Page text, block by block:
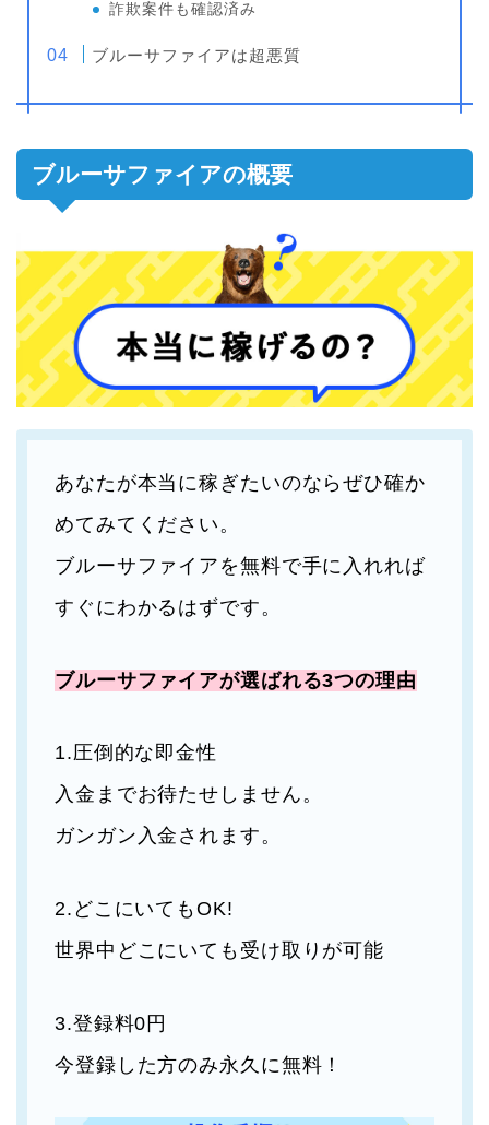
詐欺案件も確認済み
ブルーサファイアは超悪質
ブルーサファイアの概要
あなたが本当に稼ぎたいのならぜひ確か
めてみてください。
ブルーサファイアを無料で手に入れれば
すぐにわかるはずです。
ブルーサファイアが選ばれる3つの理由
1.圧倒的な即金性
入金までお待たせしません。
ガンガン入金されます。
2.どこにいてもOK!
世界中どこにいても受け取りが可能
3.登録料0円
今登録した方のみ永久に無料！